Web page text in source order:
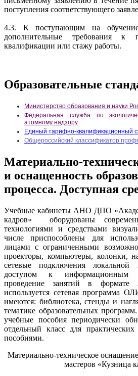
поступления соответствующего
4.3. К поступающим на обучение
дополнительные требования к
квалификации или стажу работы.
Образовательные
Министерство образования и науки
Федеральная служба по
атомному надзору
Единый тарифно-квалификационный
Общероссийский классификатор
Материально-
и оснащенность
процесса. Доступная
Учебные кабинеты АНО ДПО
кадров» оборудованы
технологиями и средствами
числе приспособлены для
лицами с ограниченными
проекторы, компьютеры, колонки,
сетевые подключения
доступом к информационным
проведение занятий в формате
используется сетевая программа
имеются: библиотека, стенды и
тематике образовательных
учебные пособия периодически
отдельный класс для
пособиями.
Материально-техническое
мастеров «Кузница